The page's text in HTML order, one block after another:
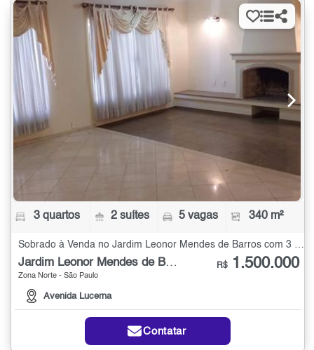
3 quartos 2 suítes 5 vagas 340 m²
Sobrado à Venda no Jardim Leonor Mendes de Barros com 3 quartos - 340 m²
Jardim Leonor Mendes de Barros
Zona Norte - São Paulo
Avenida Lucerna
R$ 1.500.000
Contatar